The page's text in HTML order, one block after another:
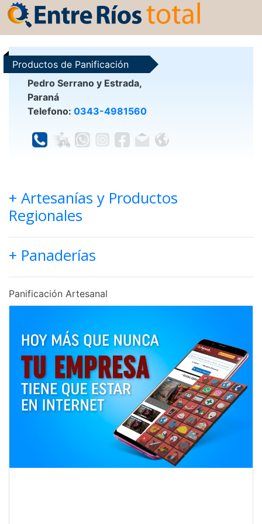
Productos de Panificación
Pedro Serrano y Estrada,
Paraná
Telefono: 0343-4981560
+ Artesanías y Productos
Regionales
+ Panaderías
Panificación Artesanal